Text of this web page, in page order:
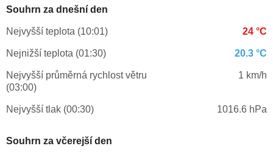
Souhrn za dnešní den
Nejvyšší teplota (10:01) 24 °C
Nejnižší teplota (01:30) 20.3 °C
Nejvyšší průměrná rychlost větru
(03:00)
1 km/h
Nejvyšší tlak (00:30) 1016.6 hPa
Souhrn za včerejší den